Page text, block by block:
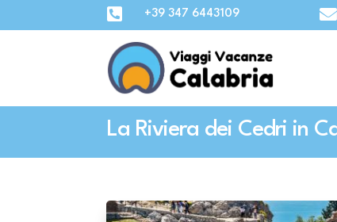
 +39 347 6443109 
La Riviera dei Cedri in